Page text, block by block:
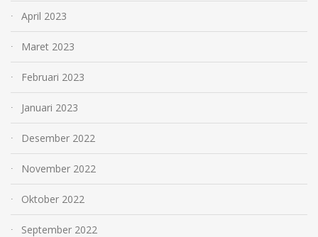
April 2023
Maret 2023
Februari 2023
Januari 2023
Desember 2022
November 2022
Oktober 2022
September 2022